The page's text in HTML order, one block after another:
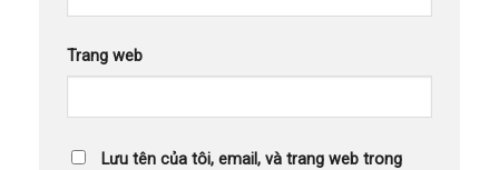
Trang web
Lưu tên của tôi, email, và trang web trong